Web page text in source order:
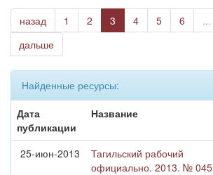
назад 1 2 3 4 5 6 ...
дальше
Найденные ресурсы:
Дата
публикации
Название
25-июн-2013
Тагильский рабочий
официально. 2013. № 045